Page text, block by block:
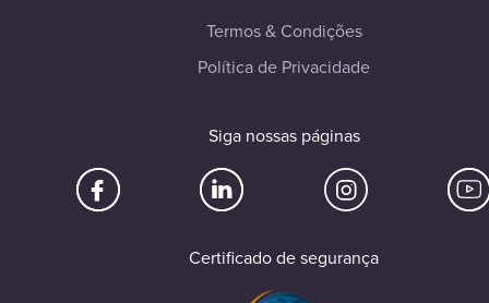
Termos & Condições
Política de Privacidade
Siga nossas páginas
Certificado de segurança